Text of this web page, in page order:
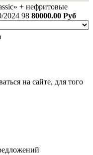
+ нефритовые
2024 98 80000.00 Руб
на сайте, для того